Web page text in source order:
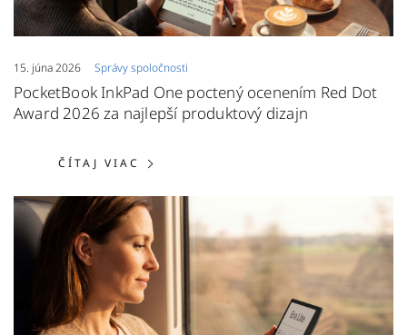
15. júna 2026 Správy spoločnosti
PocketBook InkPad One poctený ocenením Red Dot
Award 2026 za najlepší produktový dizajn
ČÍTAJ VIAC ČÍTAJ VIAC: POCKETBOOK